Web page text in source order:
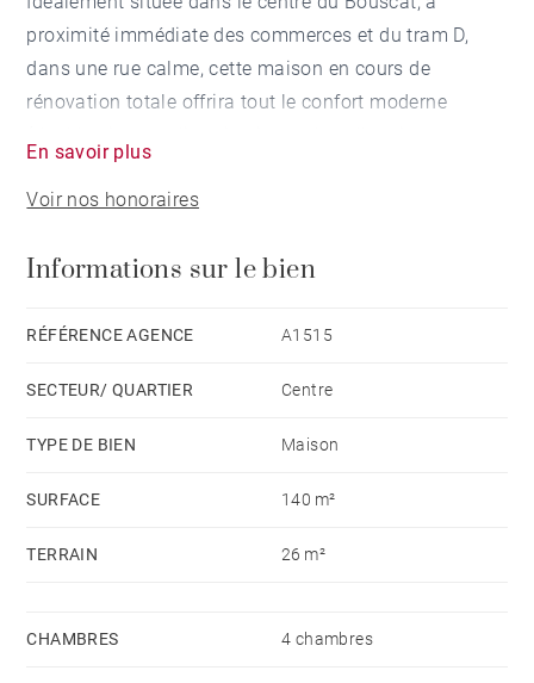
proximité immédiate des commerces et du tram D,
dans une rue calme, cette maison en cours de
rénovation totale offrira tout le confort moderne
chaudière neuve à condensation...). Située en retrait
de rue, elle offre un jardin d'accueil de 26 m². Elle
de plus de 50 m² ainsi qu'une cuisine meublée et
55 m². Un cellier ainsi qu'un garage complètent ce
Au 1er étage, qui sera climatisé, se trouve quatre
chambres dont une suite parentale, avec dressing et
Juillet 2022.
En savoir plus
Voir nos honoraires
Informations sur le bien
RÉFÉRENCE AGENCE A1515
SECTEUR/ QUARTIER Centre
TYPE DE BIEN Maison
SURFACE 140 m²
TERRAIN 26 m²
CHAMBRES 4 chambres